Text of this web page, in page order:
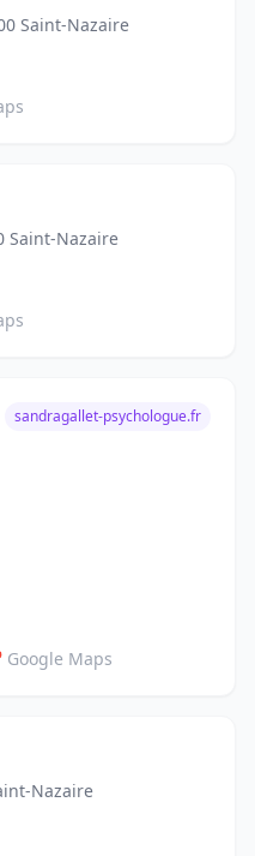
Saint-Nazaire
Saint-Nazaire
sandragallet-psychologue.fr
Google Maps
Nazaire